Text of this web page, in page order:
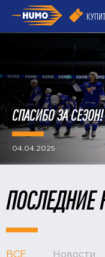
СПАСИБО ЗА СЕЗОН!
04.04.2025
ПОСЛЕДНИЕ
ВСЕ Новости